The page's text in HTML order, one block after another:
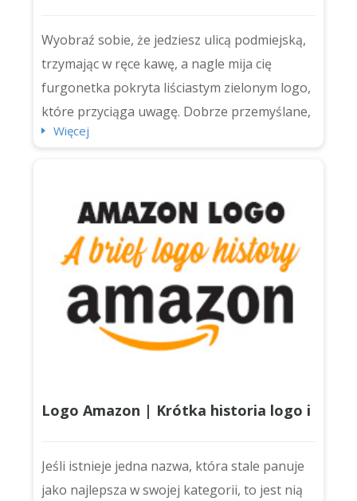
Krajobrazowe i Jak Zaprojektować
Własne
Wyobraź sobie, że jedziesz ulicą podmiejską,
trzymając w ręce kawę, a nagle mija cię
furgonetka pokryta liściastym zielonym logo,
które przyciąga uwagę. Dobrze przemyślane,
pięknie wykonane logo krajobrazowe może
potencjalnym klientem na bloku. Nie ma
znaczenia, czy jesteś jednoosobowym
mistrzem ogrodniczym...
Więcej
Logo Amazon | Krótka historia logo i
co sprawia, że jest tak wyjątkowe?
Jeśli istnieje jedna nazwa, która stale panuje
jako najlepsza w swojej kategorii, to jest nią